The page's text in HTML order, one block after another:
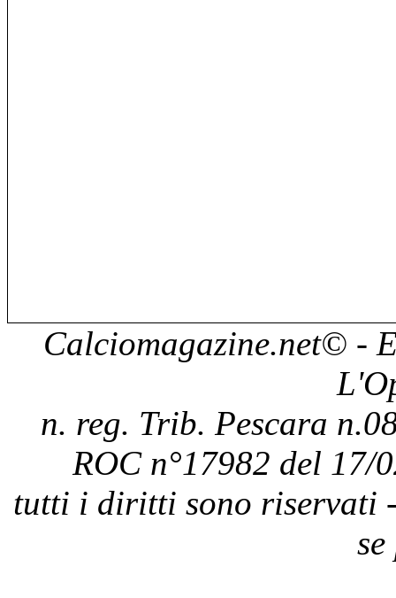
Calciomagazine.net© -
n. reg. Trib. Pescara
ROC n°17982 del 17/
tutti i diritti sono riservati